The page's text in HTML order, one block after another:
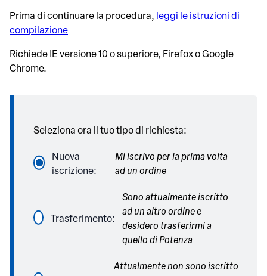
Richiede IE versione 10 o superiore, Firefox o Google
Chrome.
Seleziona ora il tuo tipo di richiesta:
Nuova
iscrizione:
Mi iscrivo per la prima volta
ad un ordine
Trasferimento:
Sono attualmente iscritto
ad un altro ordine e
desidero trasferirmi a
quello di Potenza
Attualmente non sono iscritto